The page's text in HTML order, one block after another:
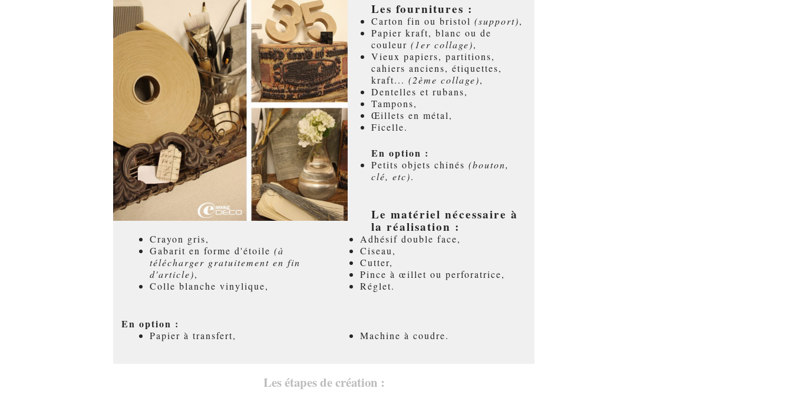
Les fournitures :
Carton fin ou bristol (support),
Papier kraft, blanc ou de
couleur (1er collage),
Vieux papiers, partitions,
cahiers anciens, étiquettes,
kraft... (2ème collage),
Dentelles et rubans,
Tampons,
Œillets en métal,
Ficelle.
En option :
Petits objets chinés (bouton,
clé, etc).
Le matériel nécessaire à
la réalisation :
Crayon gris,
Gabarit en forme d'étoile (à
télécharger gratuitement en fin
d'article),
Colle blanche vinylique,
Adhésif double face,
Ciseau,
Cutter,
Pince à œillet ou perforatrice,
Réglet.
En option :
Papier à transfert, Machine à coudre.
Les étapes de création :